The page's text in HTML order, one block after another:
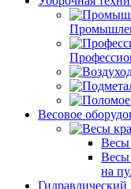
Весовое
Весы
Весы
на
Гидравлический